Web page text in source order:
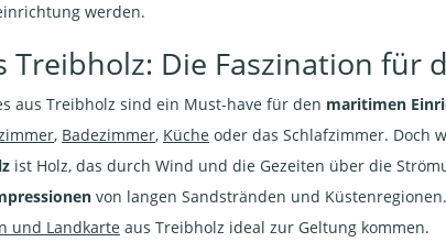
werden.
Treibholz: Die Faszination für
aus Treibholz sind ein Must-have für den maritimen
, Badezimmer, Küche oder das Schlafzimmer. Doch
ist Holz, das durch Wind und die Gezeiten über die
von langen Sandstränden und
und Landkarte aus Treibholz ideal zur Geltung kommen.